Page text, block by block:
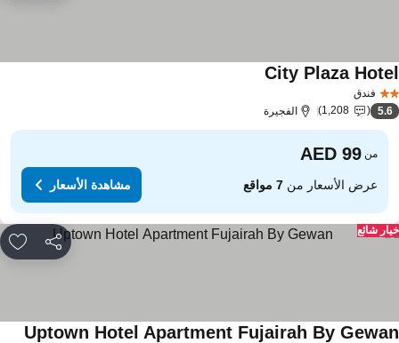
فندق
City Plaza
5.6
1,208 الفجيرة
من
عرض الأسعار من7 مواقع مشاهدة الأسعار
مشاركة
شائع
Uptown Hotel Apartment Fujairah By